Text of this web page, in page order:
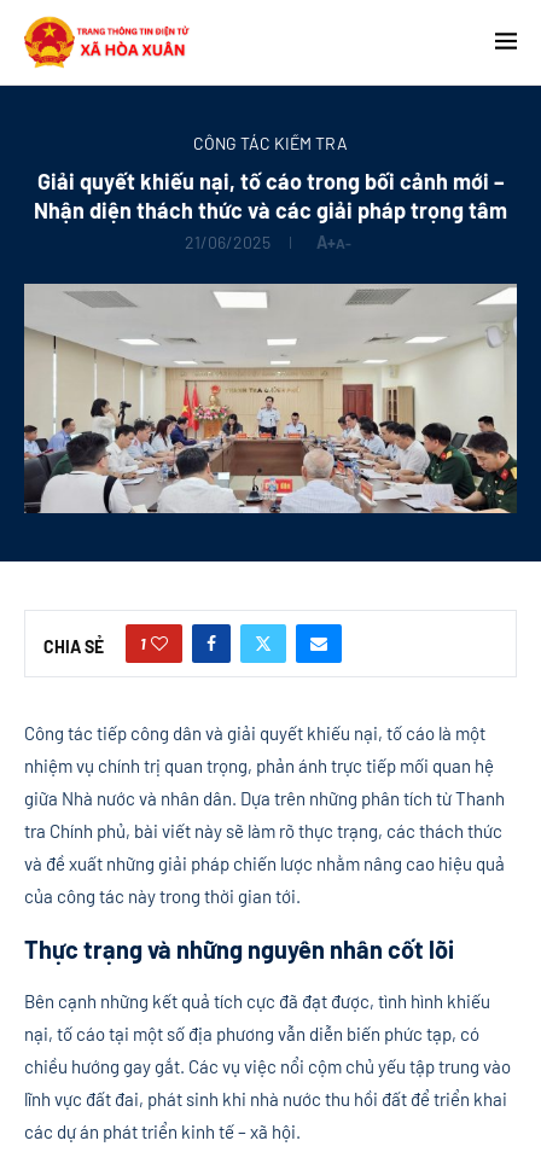
CÔNG TÁC KIỂM TRA
Giải quyết khiếu nại, tố cáo trong bối cảnh mới –
Nhận diện thách thức và các giải pháp trọng tâm
21/06/2025 A+A-
CHIA SẺ 1
Công tác tiếp công dân và giải quyết khiếu nại, tố cáo là một
nhiệm vụ chính trị quan trọng, phản ánh trực tiếp mối quan hệ
giữa Nhà nước và nhân dân. Dựa trên những phân tích từ Thanh
tra Chính phủ, bài viết này sẽ làm rõ thực trạng, các thách thức
và đề xuất những giải pháp chiến lược nhằm nâng cao hiệu quả
của công tác này trong thời gian tới.
Thực trạng và những nguyên nhân cốt lõi
Bên cạnh những kết quả tích cực đã đạt được, tình hình khiếu
nại, tố cáo tại một số địa phương vẫn diễn biến phức tạp, có
chiều hướng gay gắt. Các vụ việc nổi cộm chủ yếu tập trung vào
lĩnh vực đất đai, phát sinh khi nhà nước thu hồi đất để triển khai
các dự án phát triển kinh tế – xã hội.